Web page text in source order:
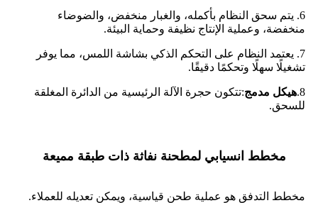
6. يتم سحق النظام بأكمله، والغبار منخفض، والضوضاء
منخفضة، وعملية الإنتاج نظيفة وحماية البيئة.
7. يعتمد النظام على التحكم الذكي بشاشة اللمس، مما يوفر
تشغيلًا سهلًا وتحكمًا دقيقًا.
8. هيكل مدمج:تتكون حجرة الآلة الرئيسية من الدائرة المغلقة
للسحق.
مخطط انسيابي لمطحنة نفاثة ذات طبقة مميعة
مخطط التدفق هو عملية طحن قياسية، ويمكن تعديله للعملاء.